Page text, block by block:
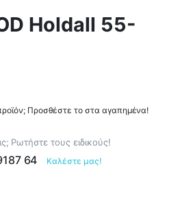
Holdall 55-
Προσθέστε το στα αγαπημένα!
Ρωτήστε τους ειδικούς!
64 Καλέστε μας!